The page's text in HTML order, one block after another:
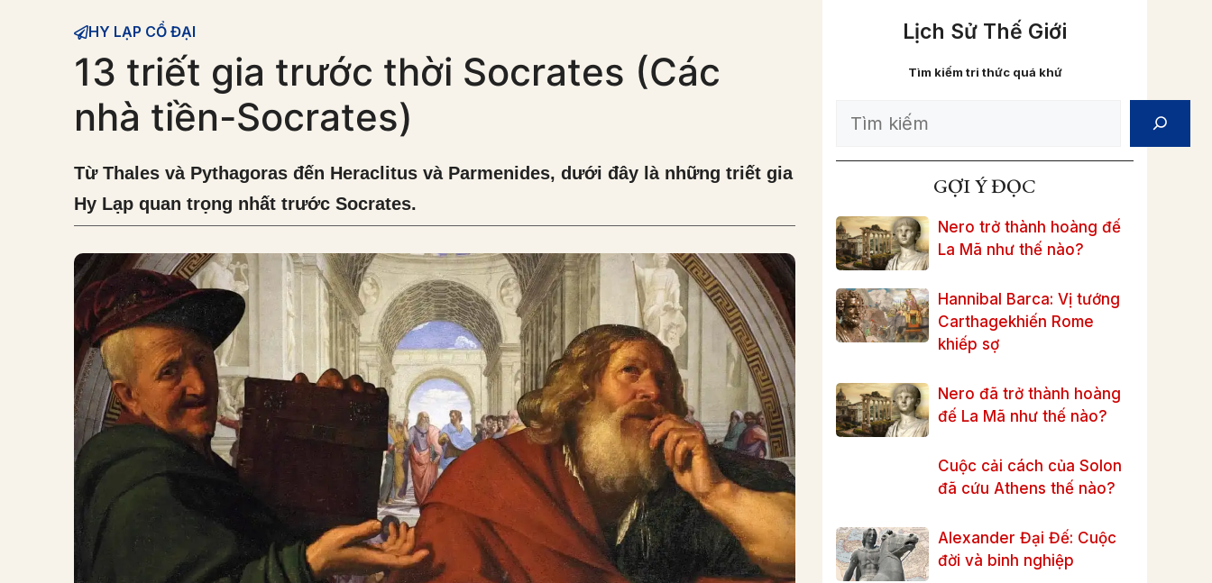
HY LẠP CỔ ĐẠI
13 triết gia trước thời Socrates (Các
nhà tiền-Socrates)
Từ Thales và Pythagoras đến Heraclitus và Parmenides, dưới đây là những triết gia
Hy Lạp quan trọng nhất trước Socrates.
Lịch Sử Thế Giới
Tìm kiếm tri thức quá khứ
Search
GỢI Ý ĐỌC
Nero trở thành hoàng đế
La Mã như thế nào?
Hannibal Barca: Vị tướng
Carthagekhiến Rome
khiếp sợ
Nero đã trở thành hoàng
đế La Mã như thế nào?
Cuộc cải cách của Solon
đã cứu Athens thế nào?
Alexander Đại Đế: Cuộc
đời và binh nghiệp